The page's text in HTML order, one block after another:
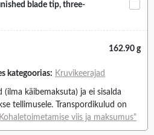
blade tip, three-
162.90 g
kategoorias: Kruvikeerajad
käibemaksuta) ja ei sisalda
tellimusele. Transpordikulud on
viis ja maksumus"